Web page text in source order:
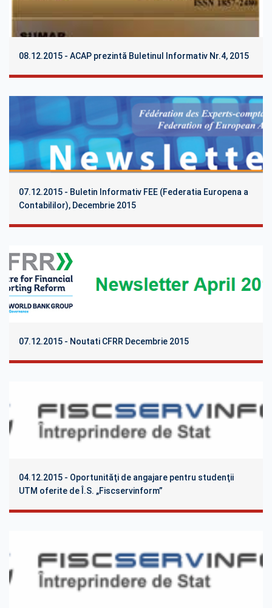
08.12.2015 - ACAP prezintă Buletinul Informativ Nr.4, 2015
07.12.2015 - Buletin Informativ FEE (Federatia Europena a
Contabililor), Decembrie 2015
07.12.2015 - Noutati CFRR Decembrie 2015
04.12.2015 - Oportunităţi de angajare pentru studenţii
UTM oferite de Î.S. „Fiscservinform”